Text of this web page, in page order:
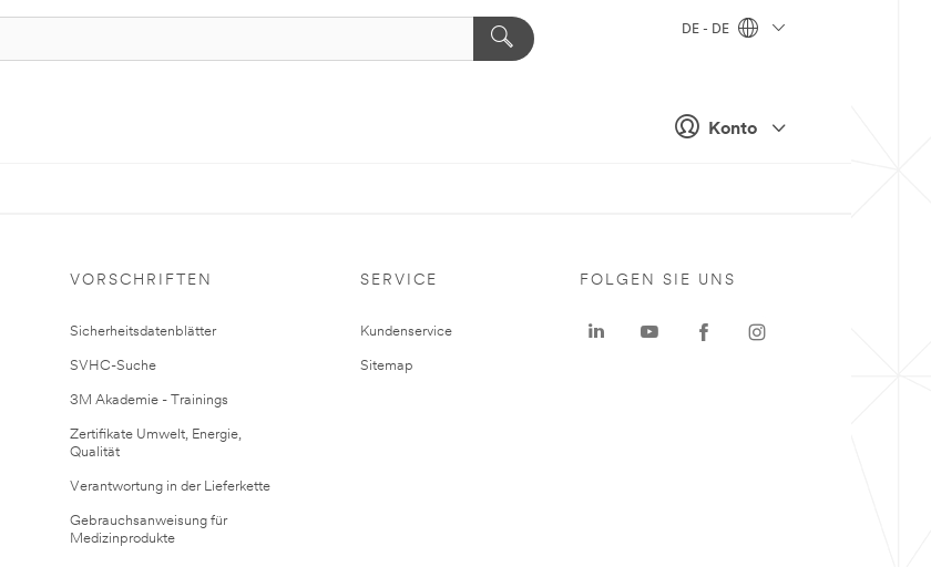
Konto
DE - DE
VORSCHRIFTEN
Sicherheitsdatenblätter
SVHC-Suche
3M Akademie - Trainings
Zertifikate Umwelt, Energie,
Qualität
Verantwortung in der Lieferkette
Gebrauchsanweisung für
Medizinprodukte
SERVICE
Kundenservice
Sitemap
FOLGEN SIE UNS